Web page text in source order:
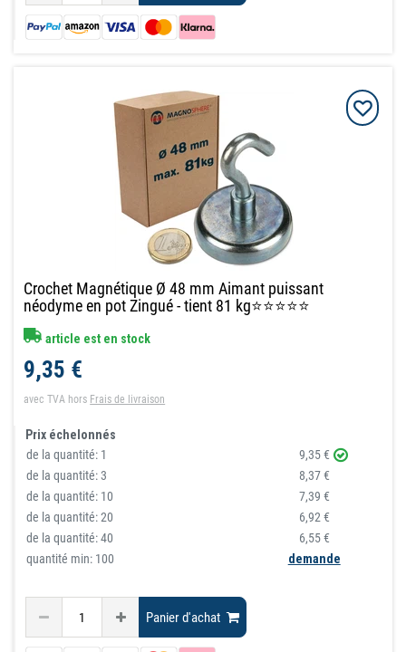
Crochet Magnétique Ø 48 mm Aimant puissant
néodyme en pot Zingué - tient 81 kg⭐⭐⭐⭐⭐
article est en stock
9,35 €
avec TVA hors Frais de livraison
Prix échelonnés
de la quantité: 1
9,35 €
de la quantité:3
8,37 €
de la quantité: 10
7,39 €
de la quantité:20
6,92 €
de la quantité:40
6,55 €
quantité min: 100
demande
Panier d'achat